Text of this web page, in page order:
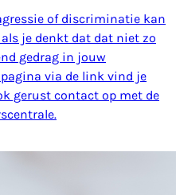
of discriminatie kan
je denkt dat dat niet zo
gedrag in jouw
via de link vind je
gerust contact op met de